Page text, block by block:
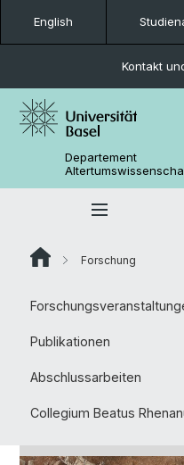
English
Kontakt
Departement
Forschung
Publikationen
Abschlussarbeiten
Collegium Beatus